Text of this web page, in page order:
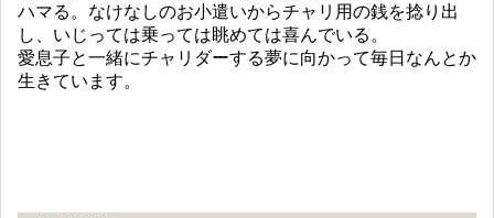
ハマる。なけなしのお小遣いからチャリ用の銭を捻り出
し、いじっては乗っては眺めては喜んでいる。
愛息子と一緒にチャリダーする夢に向かって毎日なんとか
生きています。